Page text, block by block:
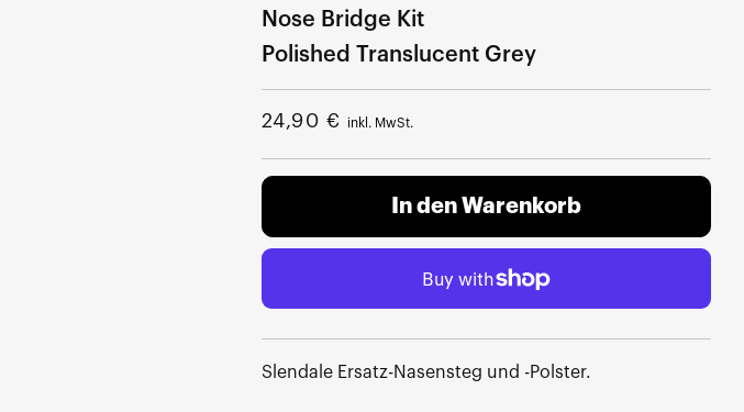
Nose Bridge Kit
Polished Translucent Grey
Regulärer
24,90 € inkl. MwSt.
In den Warenkorb
Slendale Ersatz-Nasensteg und -Polster.